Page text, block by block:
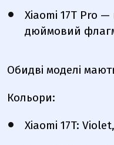
Xiaomi 17T Pro
дюймовий
Обидві моделі
Кольори:
Xiaomi 17T: